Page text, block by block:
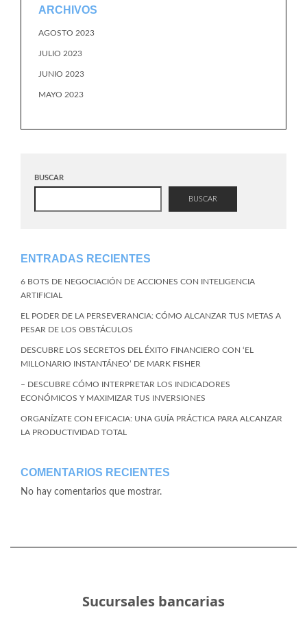
ARCHIVOS
AGOSTO 2023
JULIO 2023
JUNIO 2023
MAYO 2023
BUSCAR
BUSCAR
ENTRADAS RECIENTES
6 BOTS DE NEGOCIACIÓN DE ACCIONES CON INTELIGENCIA
ARTIFICIAL
EL PODER DE LA PERSEVERANCIA: CÓMO ALCANZAR TUS METAS A
PESAR DE LOS OBSTÁCULOS
DESCUBRE LOS SECRETOS DEL ÉXITO FINANCIERO CON ‘EL
MILLONARIO INSTANTÁNEO’ DE MARK FISHER
– DESCUBRE CÓMO INTERPRETAR LOS INDICADORES
ECONÓMICOS Y MAXIMIZAR TUS INVERSIONES
ORGANÍZATE CON EFICACIA: UNA GUÍA PRÁCTICA PARA ALCANZAR
LA PRODUCTIVIDAD TOTAL
COMENTARIOS RECIENTES
No hay comentarios que mostrar.
Sucursales bancarias